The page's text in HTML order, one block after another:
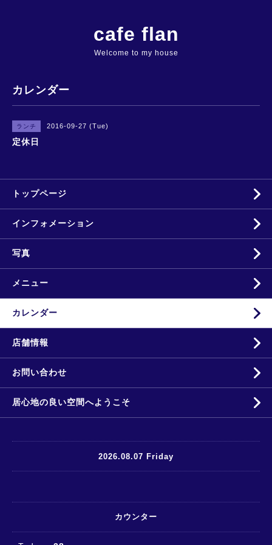
cafe flan
Welcome to my house
カレンダー
ランチ 2016-09-27 (Tue)
定休日
トップページ
インフォメーション
写真
メニュー
カレンダー
店舗情報
お問い合わせ
居心地の良い空間へようこそ
2026.08.07 Friday
カウンター